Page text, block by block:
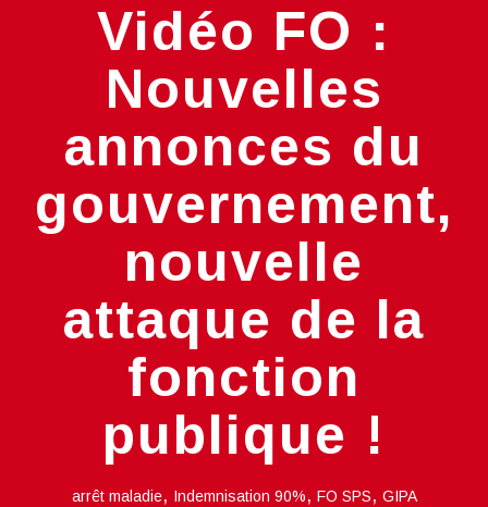
Vidéo FO :
Nouvelles
annonces du
gouvernement,
nouvelle
attaque de la
fonction
publique !
arrêt maladie, Indemnisation 90%, FO SPS, GIPA